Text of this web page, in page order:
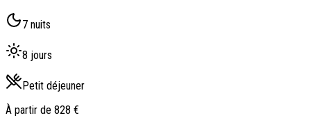
7 nuits
8 jours
Petit déjeuner
À partir de 828 €